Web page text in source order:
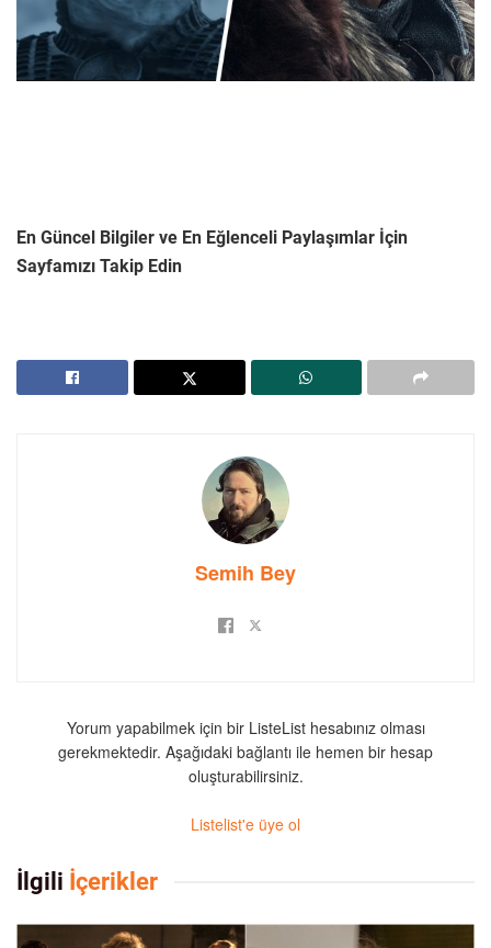
En Güncel Bilgiler ve En Eğlenceli Paylaşımlar İçin
Sayfamızı Takip Edin
Semih Bey
Yorum yapabilmek için bir ListeList hesabınız olması
gerekmektedir. Aşağıdaki bağlantı ile hemen bir hesap
oluşturabilirsiniz.
Listelist'e üye ol
İlgili İçerikler